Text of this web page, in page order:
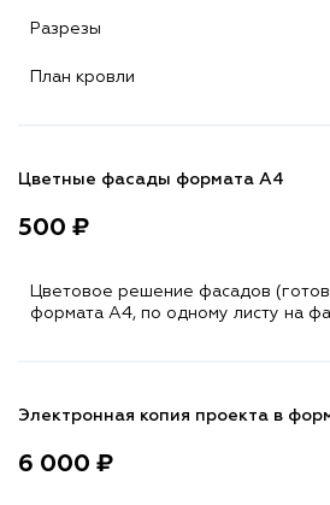
Разрезы
План кровли
Цветные фасады формата А4
500 ₽
Цветовое решение фасадов
формата A4, по одному листу на
Электронная копия проекта в
6 000 ₽